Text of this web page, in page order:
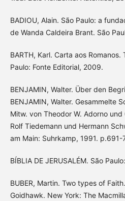
BADIOU, Alain. São Paulo: a
de Wanda Caldeira Brant. São
BARTH, Karl. Carta aos
Paulo: Fonte Editorial, 2009.
BENJAMIN, Walter. Über den
BENJAMIN, Walter. Gesammelte
Mitw. von Theodor W. Adorno
Rolf Tiedemann und Hermann
am Main: Suhrkamp, 1991. p.691-
BÍBLIA DE JERUSALÉM. São
BUBER, Martin. Two types of
Goidhawk. New York: The